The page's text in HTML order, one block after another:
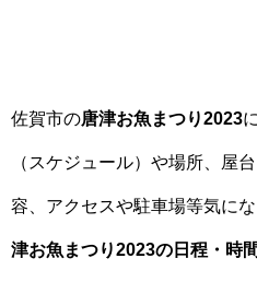
佐賀市の唐津お魚まつり2023
（スケジュール）や場所、屋
容、アクセスや駐車場等気に
津お魚まつり2023の日程・時